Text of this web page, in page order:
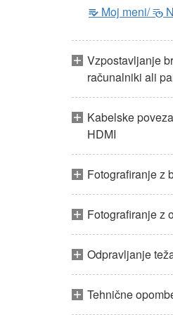
O Moj meni/m
Vzpostavljanje
računalniki ali
Kabelske
HDMI
Fotografiranje z
Fotografiranje z
Odpravljanje
Tehnične